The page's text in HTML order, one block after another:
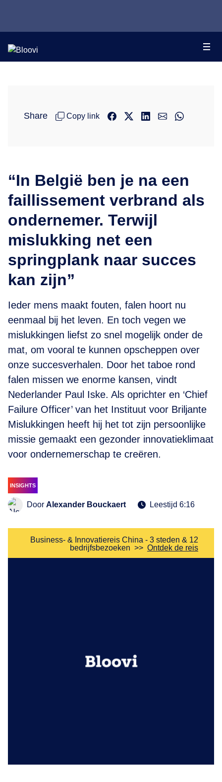
Share Copy link
“In België ben je na een
faillissement verbrand als
ondernemer. Terwijl
mislukking net een
springplank naar succes
kan zijn”
Ieder mens maakt fouten, falen hoort nu
eenmaal bij het leven. En toch vegen we
mislukkingen liefst zo snel mogelijk onder de
mat, om vooral te kunnen opscheppen over
onze succesverhalen. Door het taboe rond
falen missen we enorme kansen, vindt
Nederlander Paul Iske. Als oprichter en ‘Chief
Failure Officer’ van het Instituut voor Briljante
Mislukkingen heeft hij het tot zijn persoonlijke
missie gemaakt een gezonder innovatieklimaat
voor ondernemerschap te creëren.
INSIGHTS
Door Alexander Bouckaert Leestijd 6:16
Business- & Innovatiereis China - 3 steden & 12
bedrijfsbezoeken >> Ontdek de reis